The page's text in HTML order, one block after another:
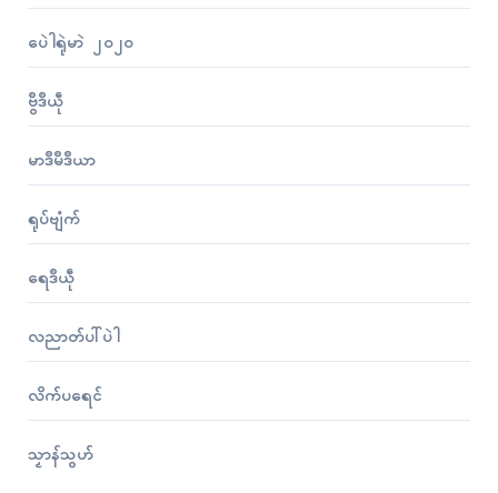
ပေဲါရုဲမာဲ ၂၀၂၀
ဗွဳဒဳယဵု
မာဒဳမဳဒဳယာ
ရုပ်ဗျံက်
ရေဒဳယဵု
လညာတ်ပါ်ပဲါ
လိက်ပရေၚ်
သၟာန်သွဟ်